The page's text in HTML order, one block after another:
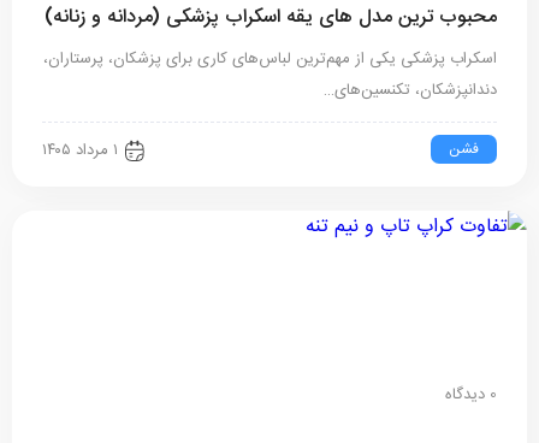
محبوب ترین مدل های یقه اسکراب پزشکی (مردانه و زنانه)
اسکراب پزشکی یکی از مهم‌ترین لباس‌های کاری برای پزشکان، پرستاران،
دندانپزشکان، تکنسین‌های…
فشن ۱ مرداد ۱۴۰۵
0 دیدگاه